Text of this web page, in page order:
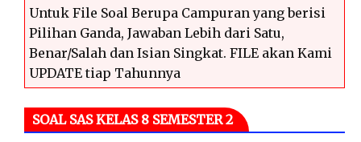
Untuk File Soal Berupa Campuran yang berisi
Pilihan Ganda, Jawaban Lebih dari Satu,
Benar/Salah dan Isian Singkat. FILE akan Kami
UPDATE tiap Tahunnya
SOAL SAS KELAS 8 SEMESTER 2